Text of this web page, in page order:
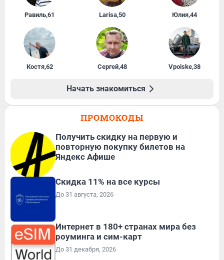
Равиль,61 Larisa,50 Юлия,44
Костя,62 Сергей,48 Vpoiske,38
Начать знакомиться
ПРОМОКОДЫ
Получить скидку на первую и
повторную покупку билетов на
Яндекс Афише
Скидка 11% на все курсы
До 31 августа, 2026
Интернет в 180+ странах мира без
роуминга и сим-карт
До 31 декабря, 2026